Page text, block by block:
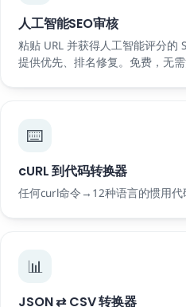
人工智能SEO审核
粘贴 URL 并获得人工智能评分的
提供优先、排名修复。免费，无需
⌨️
cURL 到代码转换器
任何curl命令→12种语言的惯用代
📊
JSON ⇄ CSV 转换器